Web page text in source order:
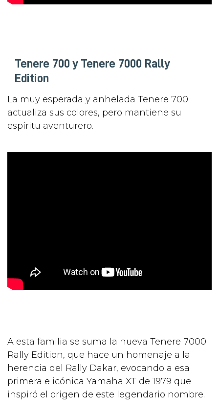
Tenere 700 y Tenere 7000 Rally
Edition
La muy esperada y anhelada Tenere 700
actualiza sus colores, pero mantiene su
espíritu aventurero.
A esta familia se suma la nueva Tenere 7000
Rally Edition, que hace un homenaje a la
herencia del Rally Dakar, evocando a esa
primera e icónica Yamaha XT de 1979 que
inspiró el origen de este legendario nombre.